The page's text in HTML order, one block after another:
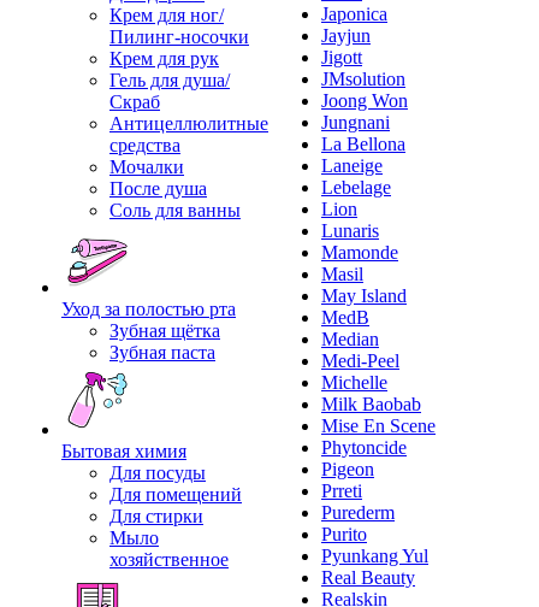
Крем для ног/
Пилинг-носочки
Крем для рук
Гель для душа/
Скраб
Антицеллюлитные
средства
Мочалки
После душа
Соль для ванны
Уход за полостью рта
Зубная щётка
Зубная паста
Бытовая химия
Для посуды
Для помещений
Для стирки
Мыло
хозяйственное
Japonica
Jayjun
Jigott
JMsolution
Joong Won
Jungnani
La Bellona
Laneige
Lebelage
Lion
Lunaris
Mamonde
Masil
May Island
MedB
Median
Medi-Peel
Michelle
Milk Baobab
Mise En Scene
Phytoncide
Pigeon
Prreti
Purederm
Purito
Pyunkang Yul
Real Beauty
Realskin